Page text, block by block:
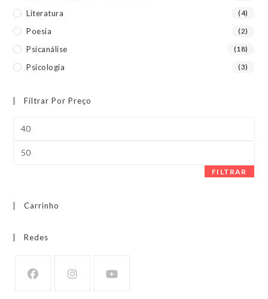
Literatura (4)
Poesia (2)
Psicanálise (18)
Psicologia (3)
Filtrar Por Preço
FILTRAR
Carrinho
Redes